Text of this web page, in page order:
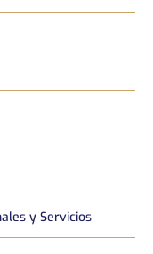
y Servicios